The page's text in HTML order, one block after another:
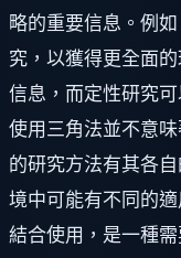
略的重要信息。例
究，以獲得更全面
信息，而定性研究
使用三角法並不意
的研究方法有其各
境中可能有不同的
結合使用，是一種